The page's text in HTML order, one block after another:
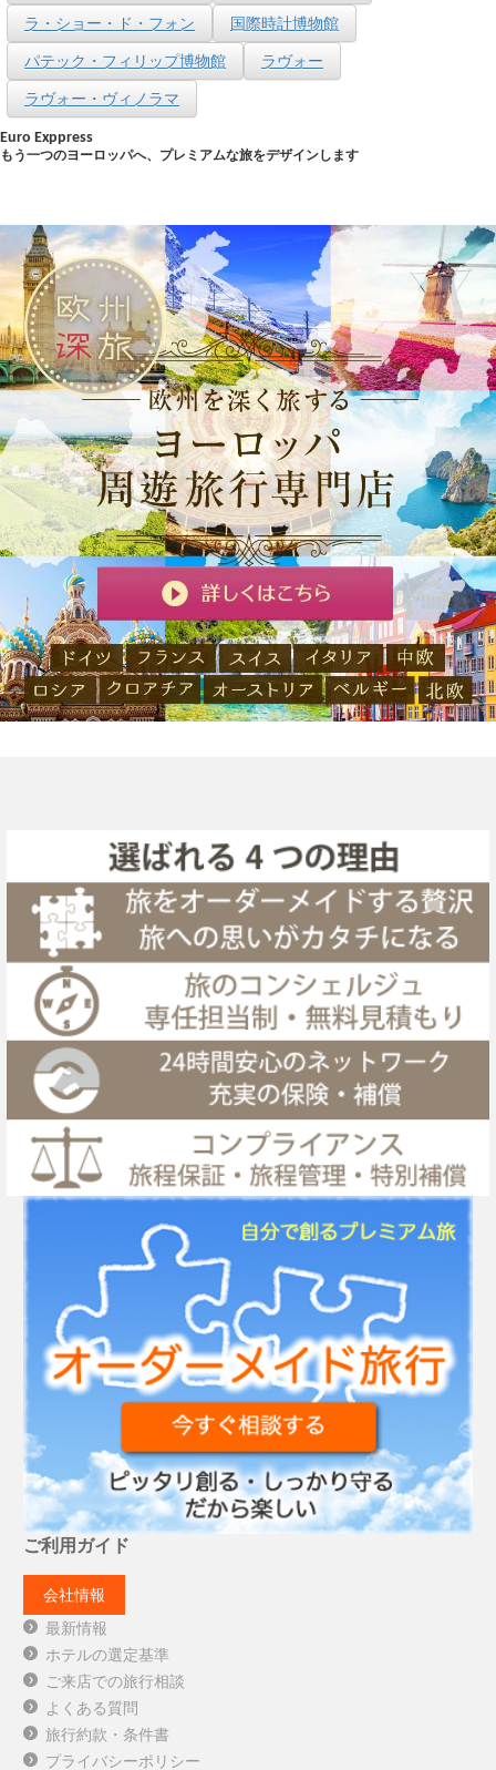
ラ・ショー・ド・フォン
国際時計博物館
パテック・フィリップ博物館
ラヴォー
ラヴォー・ヴィノラマ
Euro Exppress
もう一つのヨーロッパへ、プレミアムな旅をデザインします
ご利用ガイド
会社情報
最新情報
ホテルの選定基準
ご来店での旅行相談
よくある質問
旅行約款・条件書
プライバシーポリシー